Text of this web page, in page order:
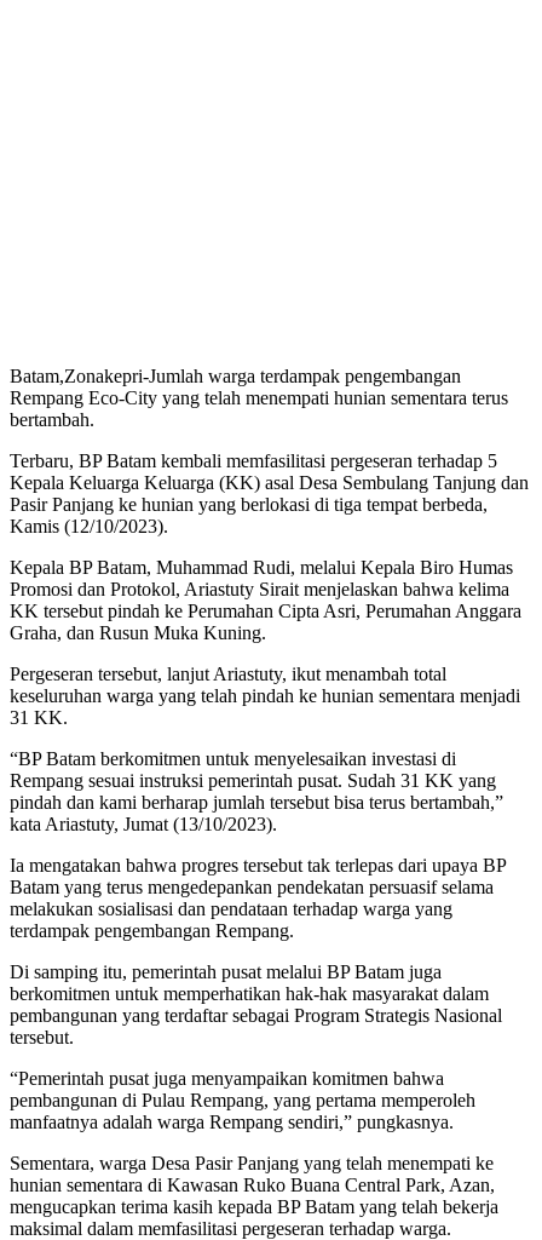
Batam,Zonakepri-Jumlah warga terdampak pengembangan
Rempang Eco-City yang telah menempati hunian sementara terus
bertambah.
Terbaru, BP Batam kembali memfasilitasi pergeseran terhadap 5
Kepala Keluarga Keluarga (KK) asal Desa Sembulang Tanjung dan
Pasir Panjang ke hunian yang berlokasi di tiga tempat berbeda,
Kamis (12/10/2023).
Kepala BP Batam, Muhammad Rudi, melalui Kepala Biro Humas
Promosi dan Protokol, Ariastuty Sirait menjelaskan bahwa kelima
KK tersebut pindah ke Perumahan Cipta Asri, Perumahan Anggara
Graha, dan Rusun Muka Kuning.
Pergeseran tersebut, lanjut Ariastuty, ikut menambah total
keseluruhan warga yang telah pindah ke hunian sementara menjadi
31 KK.
“BP Batam berkomitmen untuk menyelesaikan investasi di
Rempang sesuai instruksi pemerintah pusat. Sudah 31 KK yang
pindah dan kami berharap jumlah tersebut bisa terus bertambah,”
kata Ariastuty, Jumat (13/10/2023).
Ia mengatakan bahwa progres tersebut tak terlepas dari upaya BP
Batam yang terus mengedepankan pendekatan persuasif selama
melakukan sosialisasi dan pendataan terhadap warga yang
terdampak pengembangan Rempang.
Di samping itu, pemerintah pusat melalui BP Batam juga
berkomitmen untuk memperhatikan hak-hak masyarakat dalam
pembangunan yang terdaftar sebagai Program Strategis Nasional
tersebut.
“Pemerintah pusat juga menyampaikan komitmen bahwa
pembangunan di Pulau Rempang, yang pertama memperoleh
manfaatnya adalah warga Rempang sendiri,” pungkasnya.
Sementara, warga Desa Pasir Panjang yang telah menempati ke
hunian sementara di Kawasan Ruko Buana Central Park, Azan,
mengucapkan terima kasih kepada BP Batam yang telah bekerja
maksimal dalam memfasilitasi pergeseran terhadap warga.